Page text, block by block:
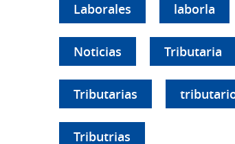
Laborales laborla
Noticias Tributaria
Tributarias
Tributrias